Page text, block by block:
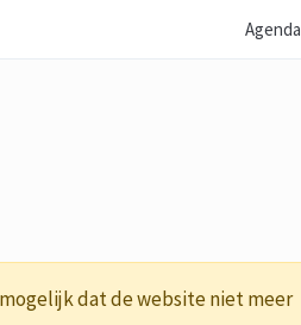
Agenda
dat de website niet meer